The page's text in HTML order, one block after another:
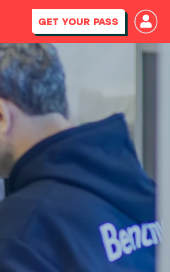
GET YOUR PASS